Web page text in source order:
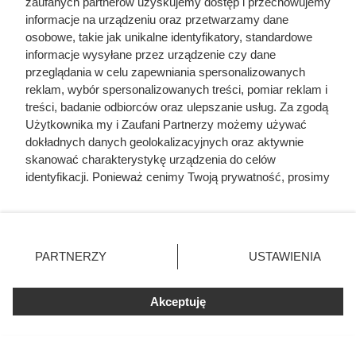
Actor and Activist, Wydawnictwo Hachette Children’s
Group, Paryż 2020
informacje na urządzeniu oraz przetwarzamy dane
osobowe, takie jak unikalne identyfikatory, standardowe
informacje wysyłane przez urządzenie czy dane
przeglądania w celu zapewniania spersonalizowanych
reklam, wybór spersonalizowanych treści, pomiar reklam i
treści, badanie odbiorców oraz ulepszanie usług. Za zgodą
Użytkownika my i Zaufani Partnerzy możemy używać
dokładnych danych geolokalizacyjnych oraz aktywnie
skanować charakterystykę urządzenia do celów
identyfikacji. Ponieważ cenimy Twoją prywatność, prosimy
prywatności znajdujący się w lewym dolnym rogu strony
. Niektóre rodzaje przetwarzania danych nie wymagają
zgody użytkownika, ale masz prawo sprzeciwić się
takiemu przetwarzaniu. Preferencje będą miały
zastosowania tylko na tej witrynie.
PARTNERZY USTAWIENIA
Akceptuję